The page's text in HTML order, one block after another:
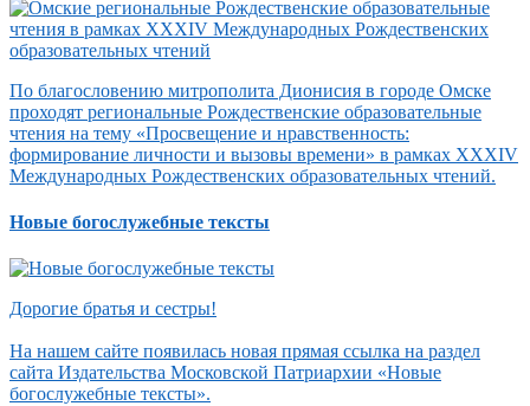
По благословению митрополита Дионисия в городе Омске
проходят региональные Рождественские образовательные
чтения на тему «Просвещение и нравственность:
формирование личности и вызовы времени» в рамках XXXIV
Международных Рождественских образовательных чтений.
Новые богослужебные тексты
Дорогие братья и сестры!
На нашем сайте появилась новая прямая ссылка на раздел
сайта Издательства Московской Патриархии «Новые
богослужебные тексты».